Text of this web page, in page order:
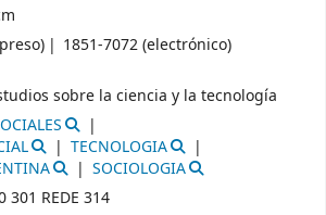
1851-7072 (electrónico)
sobre la ciencia y la tecnología
TECNOLOGIA
SOCIOLOGIA
301 REDE 314